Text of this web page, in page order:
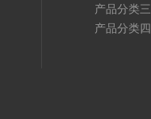
产品分类三
产品分类四